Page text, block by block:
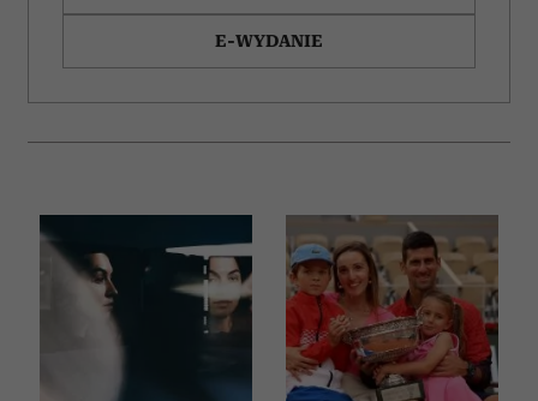
E-WYDANIE